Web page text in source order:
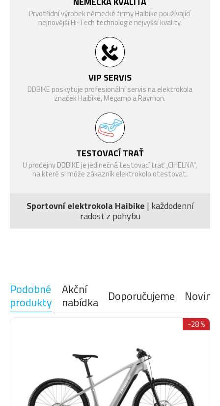
Prvotřídní výrobek německé firmy Haibike používající
nejnovější Hi-Tech technologie nejvyšší kvality.
VIP SERVIS
DDBIKE poskytuje profesionální servis na elektrokola
značek Haibike, Megamo a Raymon.
TESTOVACÍ TRAŤ
U prodejny DDBIKE je jedinečná testovací trať „CIHELNA“,
na které si může zákazník elektrokolo otestovat.
Sportovní elektrokola Haibike | každodenní
radost z pohybu
hliník
HMOTNOST 25 kg
120 kg
VELIKOST
27.5"
Lahve a košíky na
lahve
Pouzdra a držáky na
telefony Helmy
Podobné
produkty
Akční
nabídka Doporučujeme
-28 %